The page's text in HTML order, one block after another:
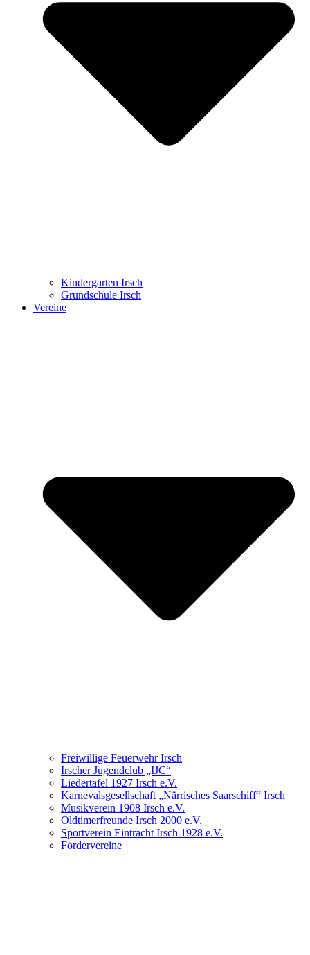
Kindergarten Irsch
Grundschule Irsch
Vereine
Freiwillige Feuerwehr Irsch
Irscher Jugendclub „IJC“
Liedertafel 1927 Irsch e.V.
Karnevalsgesellschaft „Närrisches Saarschiff“ Irsch
Musikverein 1908 Irsch e.V.
Oldtimerfreunde Irsch 2000 e.V.
Sportverein Eintracht Irsch 1928 e.V.
Fördervereine